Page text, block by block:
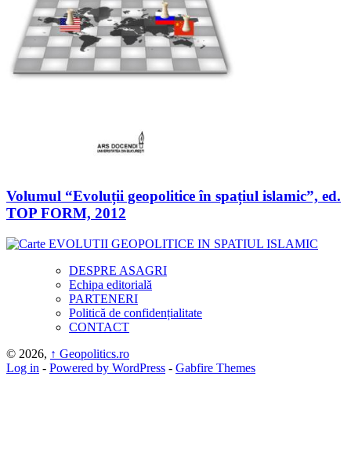
Volumul “Evoluții geopolitice în spațiul islamic”, ed.
TOP FORM, 2012
DESPRE ASAGRI
Echipa editorială
PARTENERI
Politică de confidențialitate
CONTACT
© 2026, ↑ Geopolitics.ro
Log in - Powered by WordPress - Gabfire Themes